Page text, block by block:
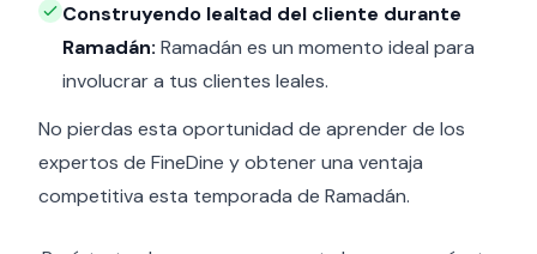
Construyendo lealtad del cliente durante
Ramadán: Ramadán es un momento ideal para
involucrar a tus clientes leales.
No pierdas esta oportunidad de aprender de los
expertos de FineDine y obtener una ventaja
competitiva esta temporada de Ramadán.